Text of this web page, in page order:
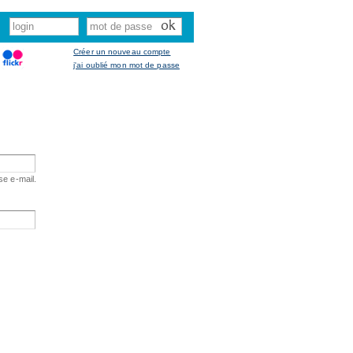
Créer un nouveau compte
j'ai oublié mon mot de passe
e-mail.